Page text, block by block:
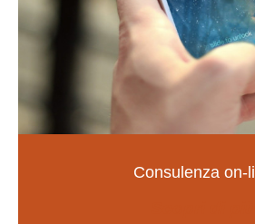
Consulenza on-